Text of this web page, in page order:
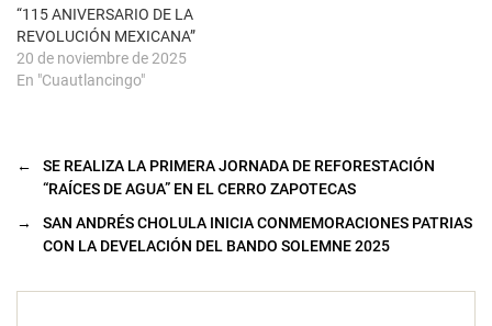
a
)
“115 ANIVERSARIO DE LA
REVOLUCIÓN MEXICANA”
20 de noviembre de 2025
En "Cuautlancingo"
←
SE REALIZA LA PRIMERA JORNADA DE REFORESTACIÓN
“RAÍCES DE AGUA” EN EL CERRO ZAPOTECAS
→
SAN ANDRÉS CHOLULA INICIA CONMEMORACIONES PATRIAS
CON LA DEVELACIÓN DEL BANDO SOLEMNE 2025